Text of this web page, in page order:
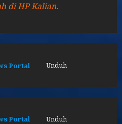
di HP Kalian.
Portal Unduh
Portal Unduh